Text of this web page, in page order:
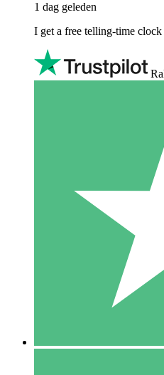
1 dag geleden
I get a free telling-time clock